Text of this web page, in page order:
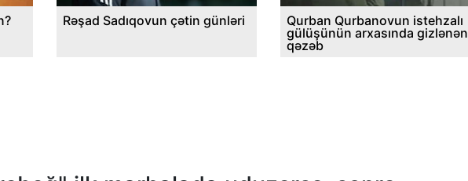
Rəşad Sadıqovun çətin günləri
Qurban Qurbanovun istehzalı
gülüşünün arxasında gizlənən
qəzəb